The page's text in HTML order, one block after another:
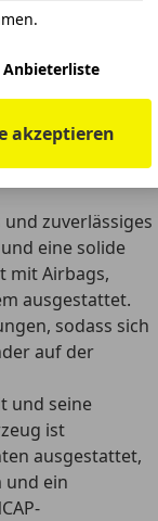
Der Van
elektrische
und eine
auch
zur
genutzt
an Board ist.
und zuverlässiges
eine solide
mit Airbags,
ausgestattet.
sodass sich
auf der
und seine
ist
ausgestattet,
und ein
Anbieterliste
akzeptieren